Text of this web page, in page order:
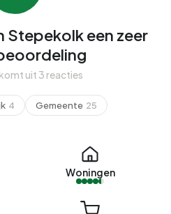
Stepekolk een zeer
uit 3 reacties
4 Gemeente 25
Woningen